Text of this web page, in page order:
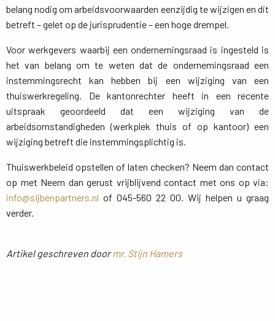
belang nodig om arbeidsvoorwaarden eenzijdig te wijzigen en dit
betreft – gelet op de jurisprudentie – een hoge drempel.
Voor werkgevers waarbij een ondernemingsraad is ingesteld is
het van belang om te weten dat de ondernemingsraad een
instemmingsrecht kan hebben bij een wijziging van een
thuiswerkregeling. De kantonrechter heeft in een recente
uitspraak geoordeeld dat een wijziging van de
arbeidsomstandigheden (werkplek thuis of op kantoor) een
wijziging betreft die instemmingsplichtig is.
Thuiswerkbeleid opstellen of laten checken? Neem dan contact
op met Neem dan gerust vrijblijvend contact met ons op via:
info@sijbenpartners.nl of 045-560 22 00. Wij helpen u graag
verder.
Artikel geschreven doormr. Stijn Hamers